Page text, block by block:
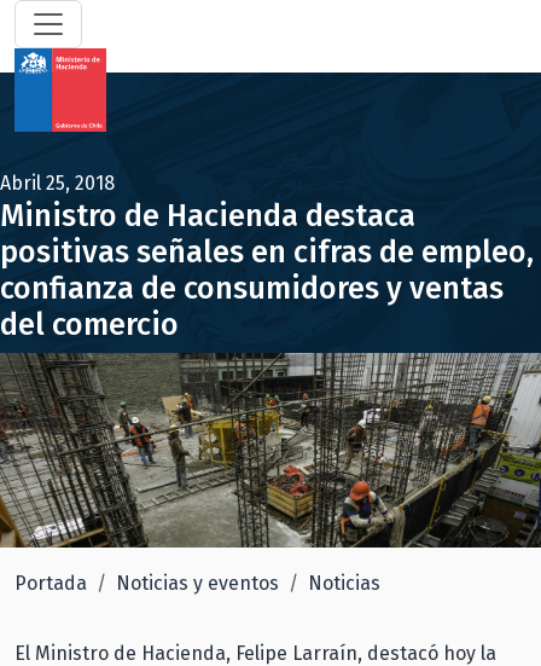
Abril 25, 2018
Ministro de Hacienda destaca
positivas señales en cifras de empleo,
confianza de consumidores y ventas
del comercio
Portada Noticias y eventos Noticias
El Ministro de Hacienda, Felipe Larraín, destacó hoy la